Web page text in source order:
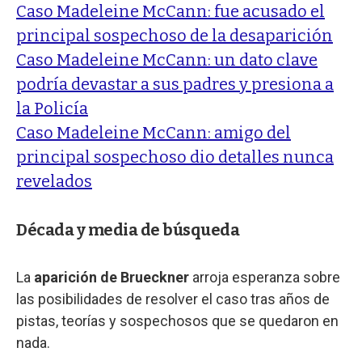
Caso Madeleine McCann: fue acusado el
principal sospechoso de la desaparición
Caso Madeleine McCann: un dato clave
podría devastar a sus padres y presiona a
la Policía
Caso Madeleine McCann: amigo del
principal sospechoso dio detalles nunca
revelados
Década y media de búsqueda
La aparición de Brueckner arroja esperanza sobre
las posibilidades de resolver el caso tras años de
pistas, teorías y sospechosos que se quedaron en
nada.